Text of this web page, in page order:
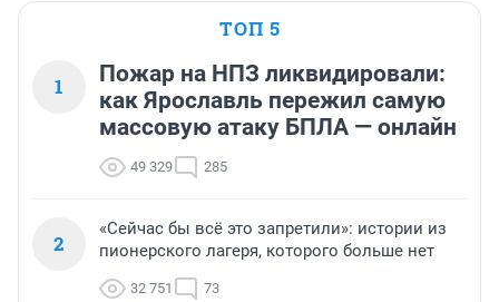
ТОП 5
1
Пожар на НПЗ ликвидировали:
как Ярославль пережил самую
массовую атаку БПЛА — онлайн
49 329 285
2
«Сейчас бы всё это запретили»: истории из
пионерского лагеря, которого больше нет
32 751 73